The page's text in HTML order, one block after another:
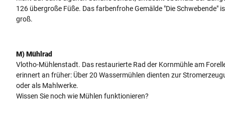
126 übergroße Füße. Das farbenfrohe Gemälde "Die Schwebende"
groß.
M) Mühlrad
Vlotho-Mühlenstadt. Das restaurierte Rad der Kornmühle am
erinnert an früher: Über 20 Wassermühlen dienten zur
oder als Mahlwerke.
Wissen Sie noch wie Mühlen funktionieren?